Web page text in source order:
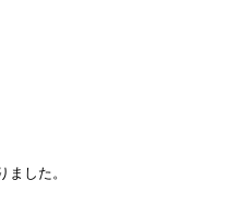
した。